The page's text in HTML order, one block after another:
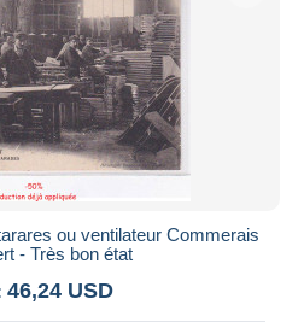
ou ventilateur Commerais
- Très bon état
46,24 USD